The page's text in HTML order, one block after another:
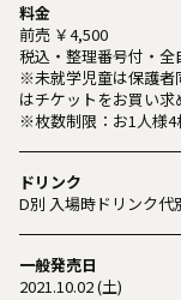
料金
前売 ￥4,500
税込・整理番号付・全
※未就学児童は保護者
はチケットをお買い求
※枚数制限：お1人様4
ドリンク
D別 入場時ドリンク代
一般発売日
2021.10.02 (土)